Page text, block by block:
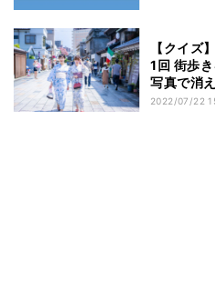
【クイズ
1回 街歩
写真で消
2022/07/22